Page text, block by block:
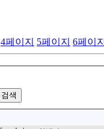
4페이지 5페이지 6페이지
검색